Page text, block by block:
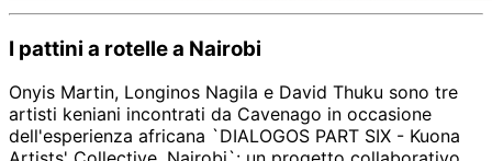
I pattini a rotelle a Nairobi
Onyis Martin, Longinos Nagila e David Thuku sono tre
artisti keniani incontrati da Cavenago in occasione
dell'esperienza africana `DIALOGOS PART SIX - Kuona